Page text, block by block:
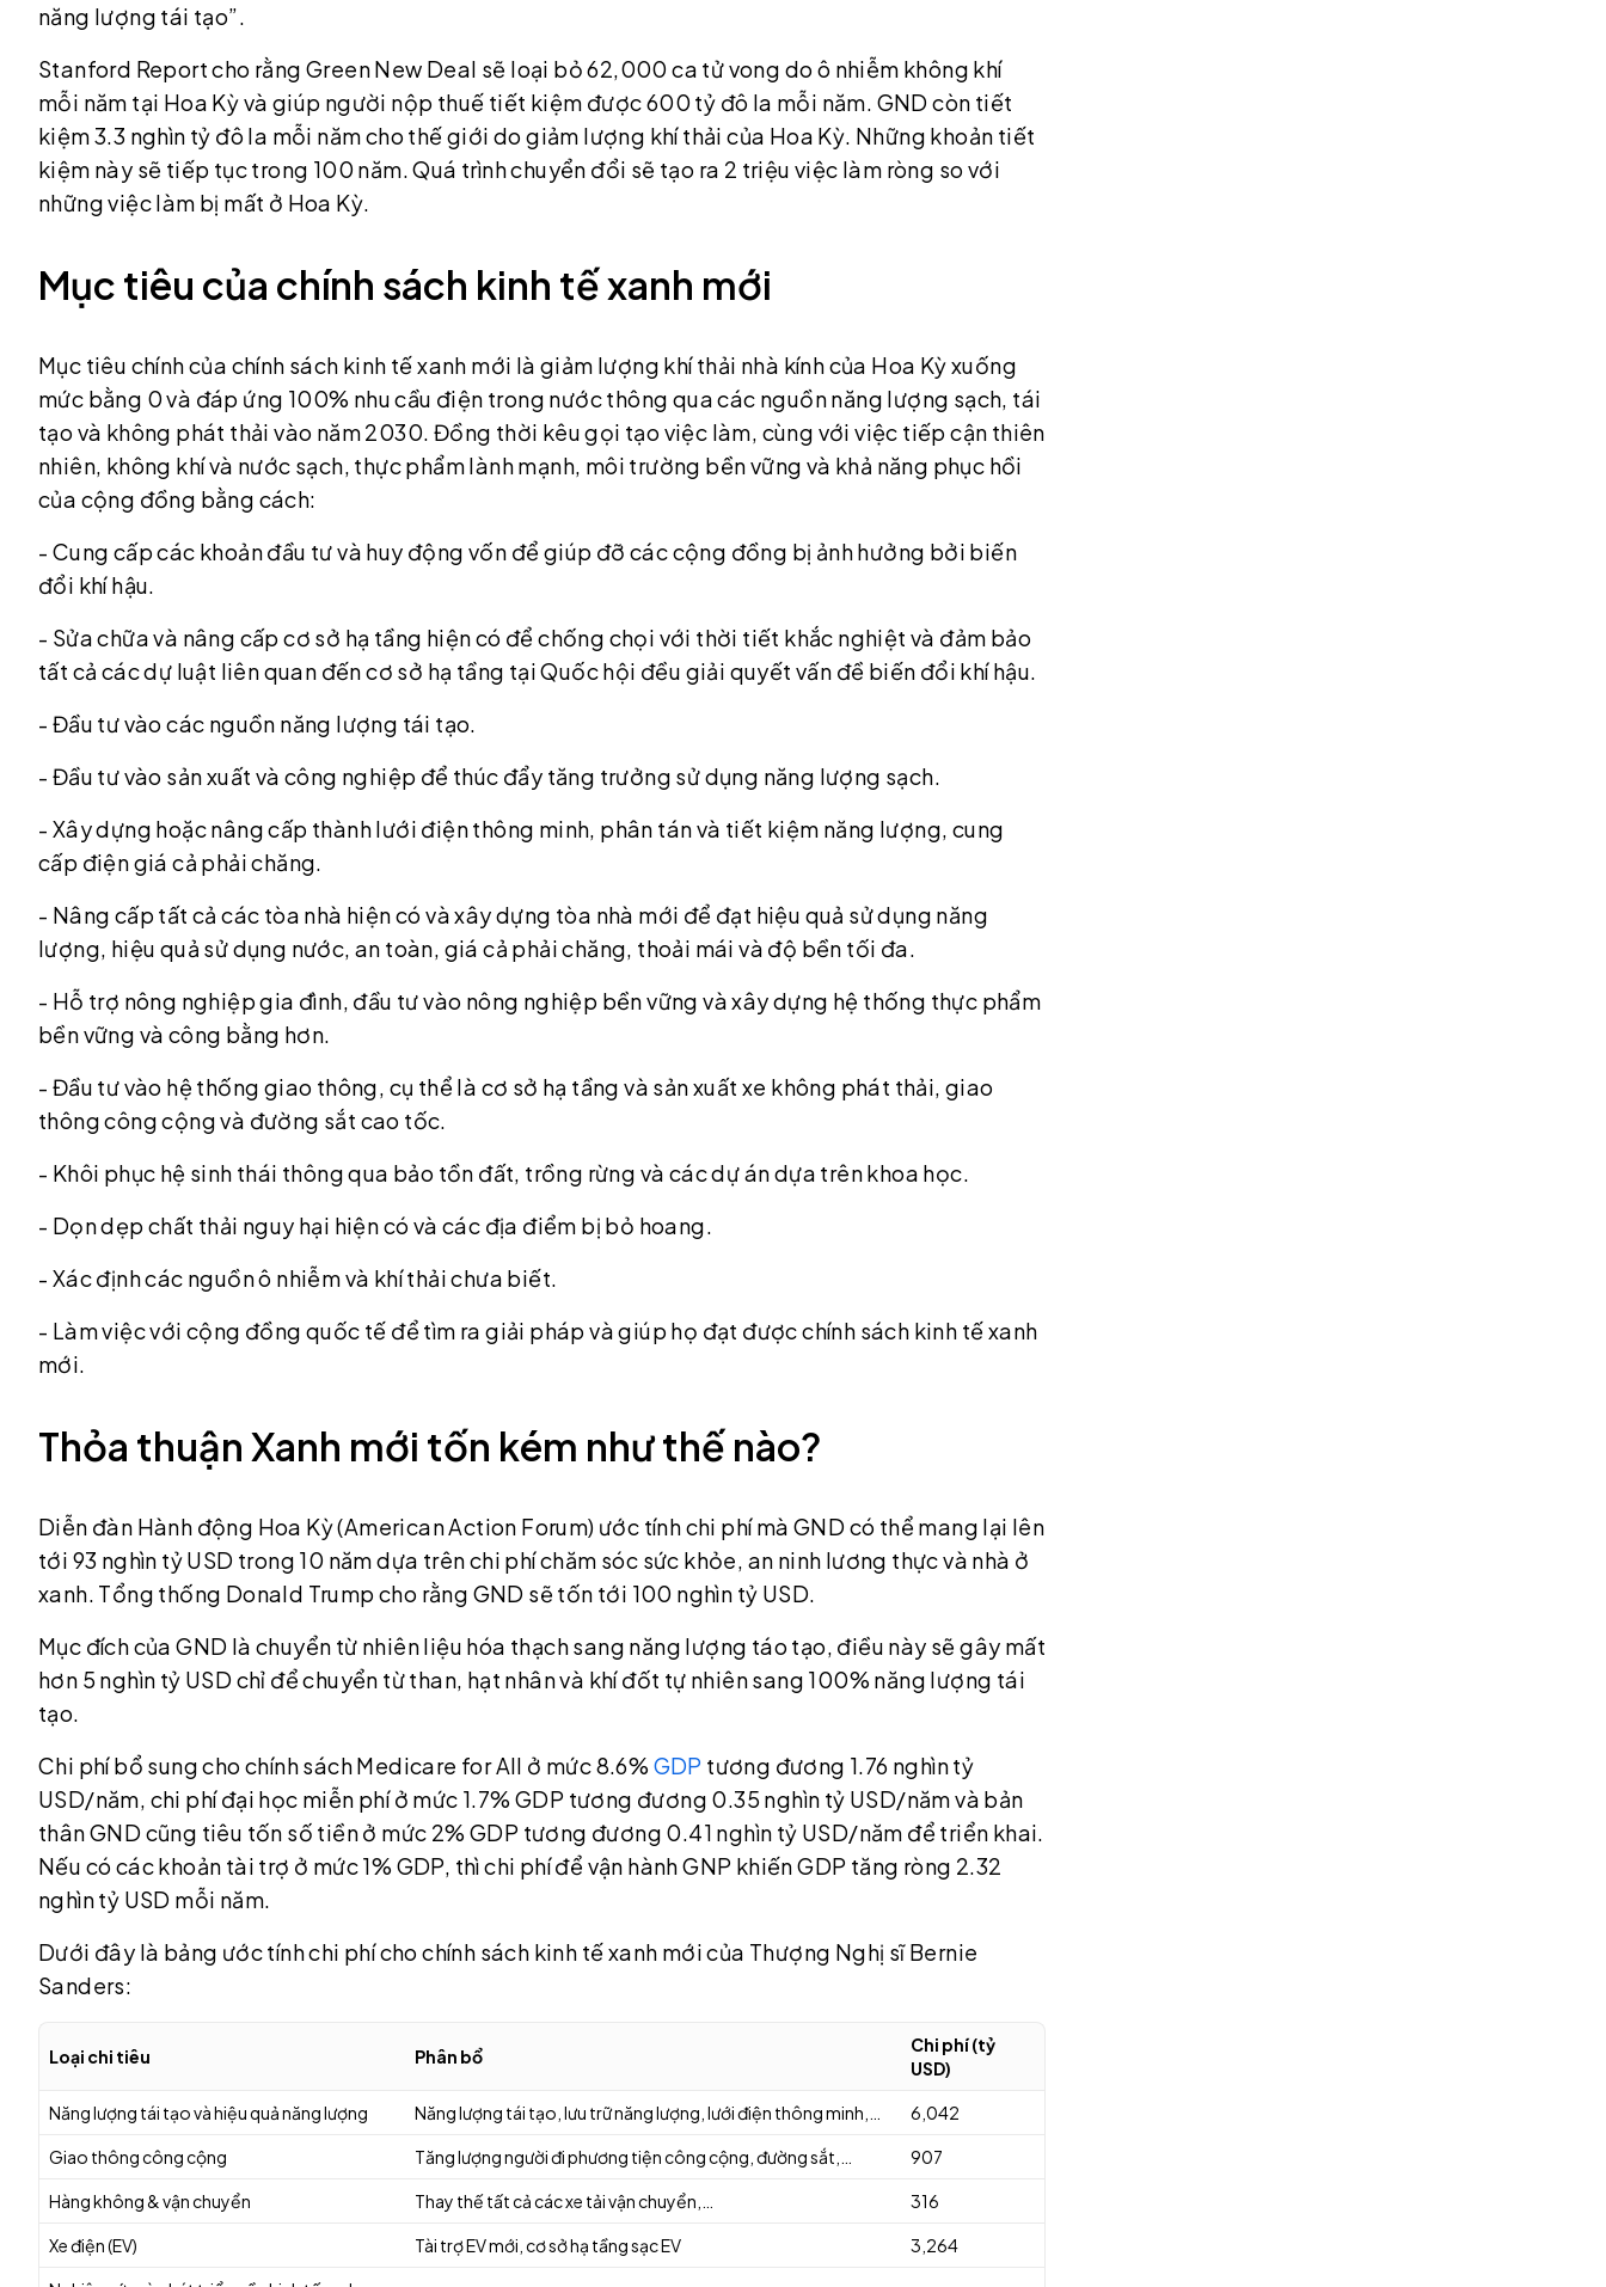
năng lượng tái tạo”.
Stanford Report cho rằng Green New Deal sẽ loại bỏ 62,000 ca tử vong do ô nhiễm không khí
mỗi năm tại Hoa Kỳ và giúp người nộp thuế tiết kiệm được 600 tỷ đô la mỗi năm. GND còn tiết
kiệm 3.3 nghìn tỷ đô la mỗi năm cho thế giới do giảm lượng khí thải của Hoa Kỳ. Những khoản tiết
kiệm này sẽ tiếp tục trong 100 năm. Quá trình chuyển đổi sẽ tạo ra 2 triệu việc làm ròng so với
những việc làm bị mất ở Hoa Kỳ.
Mục tiêu của chính sách kinh tế xanh mới
Mục tiêu chính của chính sách kinh tế xanh mới là giảm lượng khí thải nhà kính của Hoa Kỳ xuống
mức bằng 0 và đáp ứng 100% nhu cầu điện trong nước thông qua các nguồn năng lượng sạch, tái
tạo và không phát thải vào năm 2030. Đồng thời kêu gọi tạo việc làm, cùng với việc tiếp cận thiên
nhiên, không khí và nước sạch, thực phẩm lành mạnh, môi trường bền vững và khả năng phục hồi
của cộng đồng bằng cách:
- Cung cấp các khoản đầu tư và huy động vốn để giúp đỡ các cộng đồng bị ảnh hưởng bởi biến
đổi khí hậu.
- Sửa chữa và nâng cấp cơ sở hạ tầng hiện có để chống chọi với thời tiết khắc nghiệt và đảm bảo
tất cả các dự luật liên quan đến cơ sở hạ tầng tại Quốc hội đều giải quyết vấn đề biến đổi khí hậu.
- Đầu tư vào các nguồn năng lượng tái tạo.
- Đầu tư vào sản xuất và công nghiệp để thúc đẩy tăng trưởng sử dụng năng lượng sạch.
- Xây dựng hoặc nâng cấp thành lưới điện thông minh, phân tán và tiết kiệm năng lượng, cung
cấp điện giá cả phải chăng.
- Nâng cấp tất cả các tòa nhà hiện có và xây dựng tòa nhà mới để đạt hiệu quả sử dụng năng
lượng, hiệu quả sử dụng nước, an toàn, giá cả phải chăng, thoải mái và độ bền tối đa.
- Hỗ trợ nông nghiệp gia đình, đầu tư vào nông nghiệp bền vững và xây dựng hệ thống thực phẩm
bền vững và công bằng hơn.
- Đầu tư vào hệ thống giao thông, cụ thể là cơ sở hạ tầng và sản xuất xe không phát thải, giao
thông công cộng và đường sắt cao tốc.
- Khôi phục hệ sinh thái thông qua bảo tồn đất, trồng rừng và các dự án dựa trên khoa học.
- Dọn dẹp chất thải nguy hại hiện có và các địa điểm bị bỏ hoang.
- Xác định các nguồn ô nhiễm và khí thải chưa biết.
- Làm việc với cộng đồng quốc tế để tìm ra giải pháp và giúp họ đạt được chính sách kinh tế xanh
mới.
Thỏa thuận Xanh mới tốn kém như thế nào?
Diễn đàn Hành động Hoa Kỳ (American Action Forum) ước tính chi phí mà GND có thể mang lại lên
tới 93 nghìn tỷ USD trong 10 năm dựa trên chi phí chăm sóc sức khỏe, an ninh lương thực và nhà ở
xanh. Tổng thống Donald Trump cho rằng GND sẽ tốn tới 100 nghìn tỷ USD.
Mục đích của GND là chuyển từ nhiên liệu hóa thạch sang năng lượng táo tạo, điều này sẽ gây mất
hơn 5 nghìn tỷ USD chỉ để chuyển từ than, hạt nhân và khí đốt tự nhiên sang 100% năng lượng tái
tạo.
Chi phí bổ sung cho chính sách Medicare for All ở mức 8.6% GDP tương đương 1.76 nghìn tỷ
USD/năm, chi phí đại học miễn phí ở mức 1.7% GDP tương đương 0.35 nghìn tỷ USD/năm và bản
thân GND cũng tiêu tốn số tiền ở mức 2% GDP tương đương 0.41 nghìn tỷ USD/năm để triển khai.
Nếu có các khoản tài trợ ở mức 1% GDP, thì chi phí để vận hành GNP khiến GDP tăng ròng 2.32
nghìn tỷ USD mỗi năm.
Dưới đây là bảng ước tính chi phí cho chính sách kinh tế xanh mới của Thượng Nghị sĩ Bernie
Sanders:
Loại chi tiêu Phân bổ
Chi phí (tỷ
USD)
Năng lượng tái tạo và hiệu quả năng lượng Năng lượng tái tạo, lưu trữ năng lượng, lưới điện thông minh,… 6,042
Giao thông công cộng Tăng lượng người đi phương tiện công cộng, đường sắt,… 907
Hàng không & vận chuyển Thay thế tất cả các xe tải vận chuyển,… 316
Xe điện (EV) Tài trợ EV mới, cơ sở hạ tầng sạc EV 3,264